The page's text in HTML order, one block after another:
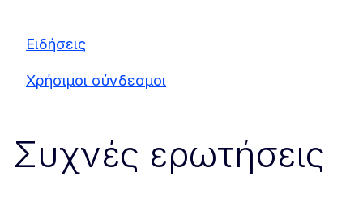
Ειδήσεις
Χρήσιμοι σύνδεσμοι
Συχνές ερωτήσεις